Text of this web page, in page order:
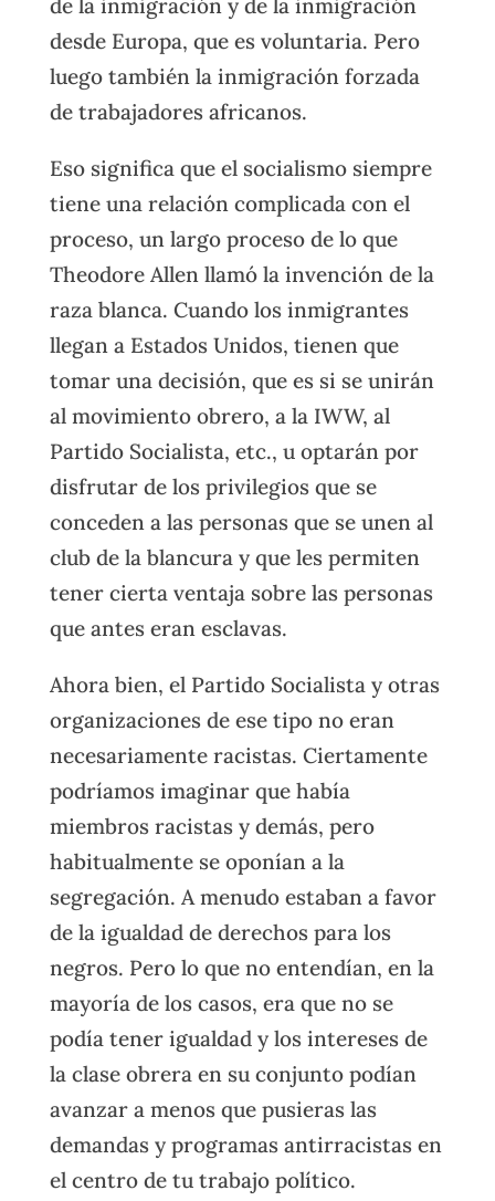
de la inmigración y de la inmigración
desde Europa, que es voluntaria. Pero
luego también la inmigración forzada
de trabajadores africanos.
Eso significa que el socialismo siempre
tiene una relación complicada con el
proceso, un largo proceso de lo que
Theodore Allen llamó la invención de la
raza blanca. Cuando los inmigrantes
llegan a Estados Unidos, tienen que
tomar una decisión, que es si se unirán
al movimiento obrero, a la IWW, al
Partido Socialista, etc., u optarán por
disfrutar de los privilegios que se
conceden a las personas que se unen al
club de la blancura y que les permiten
tener cierta ventaja sobre las personas
que antes eran esclavas.
Ahora bien, el Partido Socialista y otras
organizaciones de ese tipo no eran
necesariamente racistas. Ciertamente
podríamos imaginar que había
miembros racistas y demás, pero
habitualmente se oponían a la
segregación. A menudo estaban a favor
de la igualdad de derechos para los
negros. Pero lo que no entendían, en la
mayoría de los casos, era que no se
podía tener igualdad y los intereses de
la clase obrera en su conjunto podían
avanzar a menos que pusieras las
demandas y programas antirracistas en
el centro de tu trabajo político.